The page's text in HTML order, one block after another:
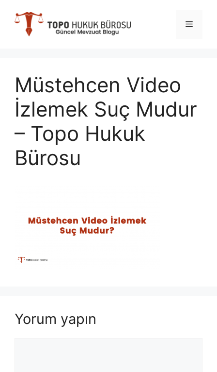
Menü
Müstehcen Video
İzlemek Suç Mudur
– Topo Hukuk
Bürosu
Yorum yapın